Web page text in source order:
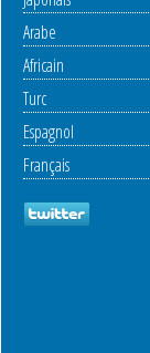
Arabe
Africain
Turc
Espagnol
Français